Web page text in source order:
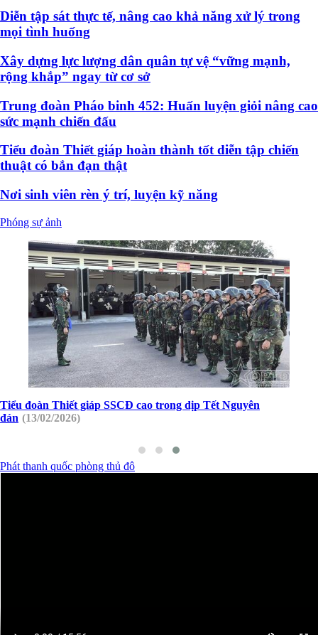
Diễn tập sát thực tế, nâng cao khả năng xử lý trong
mọi tình huống
Xây dựng lực lượng dân quân tự vệ “vững mạnh,
rộng khắp” ngay từ cơ sở
Trung đoàn Pháo binh 452: Huấn luyện giỏi nâng cao
sức mạnh chiến đấu
Tiểu đoàn Thiết giáp hoàn thành tốt diễn tập chiến
thuật có bắn đạn thật
Nơi sinh viên rèn ý trí, luyện kỹ năng
Phóng sự ảnh
Tiểu đoàn Thiết giáp SSCĐ cao trong dịp Tết Nguyên
đán (13/02/2026)
Phát thanh quốc phòng thủ đô